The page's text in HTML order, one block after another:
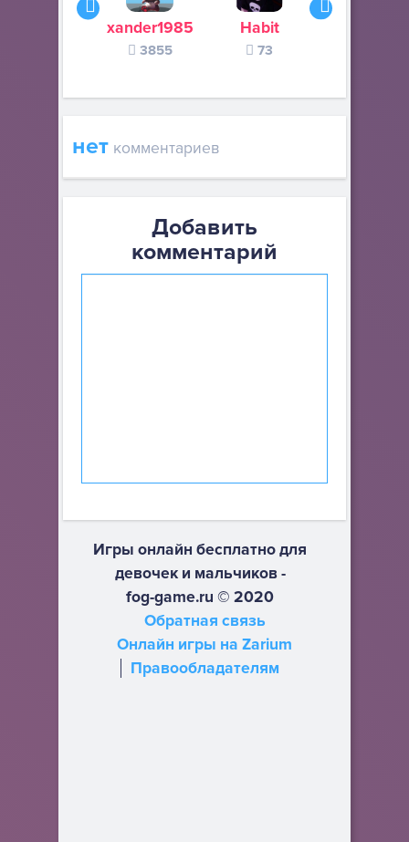
xander1985
3855
Habit
73
нет комментариев
Добавить
комментарий
Игры онлайн бесплатно для
девочек и мальчиков -
fog-game.ru © 2020
Обратная связь
Онлайн игры на Zarium
Правообладателям